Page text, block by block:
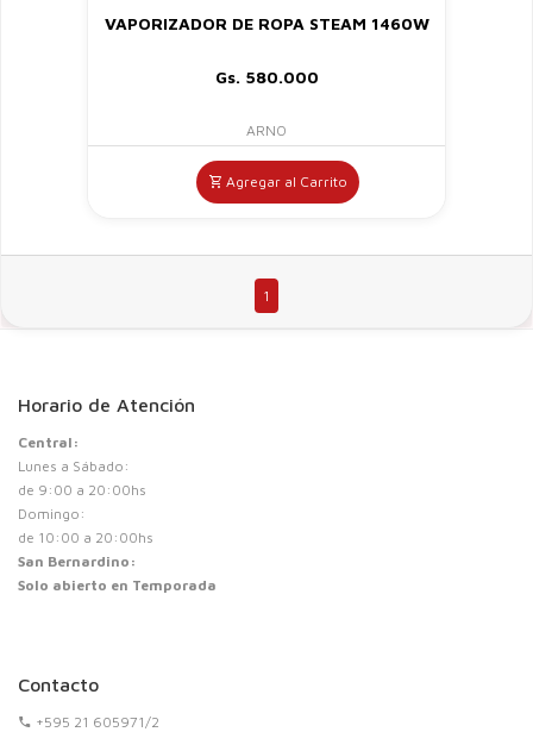
VAPORIZADOR DE ROPA STEAM 1460W
Gs. 580.000
ARNO
Agregar al Carrito
1
Horario de Atención
Central:
Lunes a Sábado:
de 9:00 a 20:00hs
Domingo:
de 10:00 a 20:00hs
San Bernardino:
Solo abierto en Temporada
Contacto
+595 21 605971/2